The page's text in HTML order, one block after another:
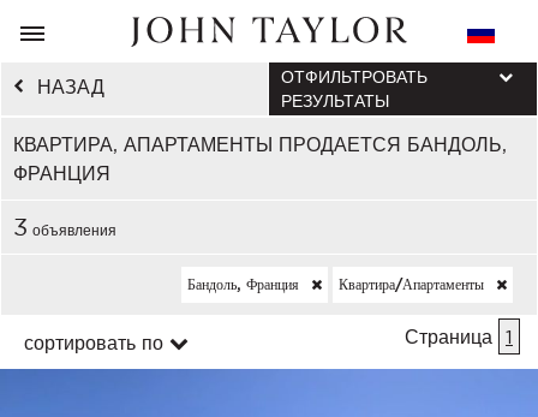
НАЗАД
КВАРТИРА, АПАРТАМЕНТЫ ПРОДАЕТСЯ БАНДОЛЬ,
ФРАНЦИЯ
ОТФИЛЬТРОВАТЬ
РЕЗУЛЬТАТЫ
3 объявления
Бандоль, Франция Квартира/апартаменты
сортировать по Страница 1